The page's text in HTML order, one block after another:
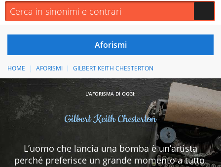
HOME AFORISMI GILBERT KEITH CHESTERTON
L'AFORISMA DI OGGI:
Gilbert Keith Chesterton
L’uomo che lancia una bomba è un’artista
perché preferisce un grande momento a tutto.